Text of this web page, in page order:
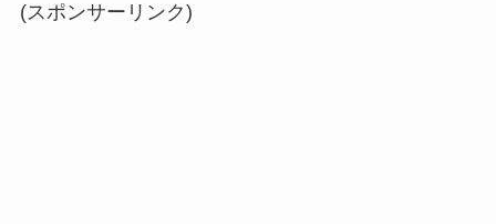
(スポンサーリンク)